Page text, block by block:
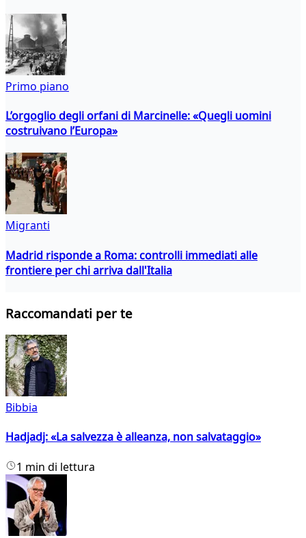
Primo piano
L’orgoglio degli orfani di Marcinelle: «Quegli uomini
costruivano l’Europa»
Migranti
Madrid risponde a Roma: controlli immediati alle
frontiere per chi arriva dall'Italia
Raccomandati per te
Bibbia
Hadjadj: «La salvezza è alleanza, non salvataggio»
1 min di lettura